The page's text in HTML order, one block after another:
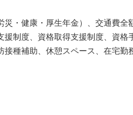
災・健康・厚生年金）、交通費
援制度、資格取得支援制度、資格
接種補助、休憩スペース、在宅